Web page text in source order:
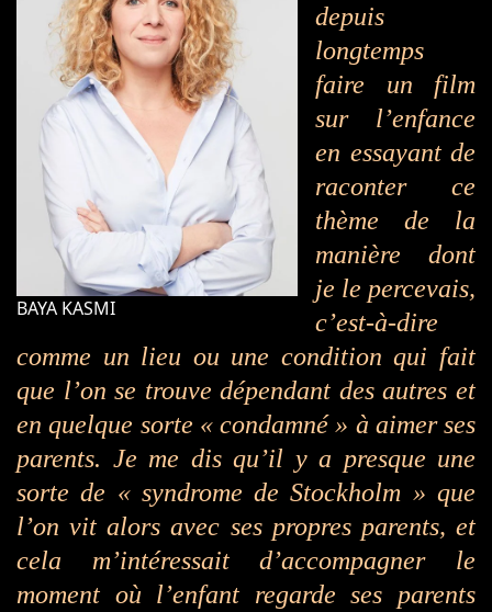
BAYA KASMI
depuis
longtemps
faire un film
sur l’enfance
en essayant de
raconter ce
thème de la
manière dont
je le percevais,
c’est-à-dire
comme un lieu ou une condition qui fait
que l’on se trouve dépendant des autres et
en quelque sorte « condamné » à aimer ses
parents. Je me dis qu’il y a presque une
sorte de « syndrome de Stockholm » que
l’on vit alors avec ses propres parents, et
cela m’intéressait d’accompagner le
moment où l’enfant regarde ses parents